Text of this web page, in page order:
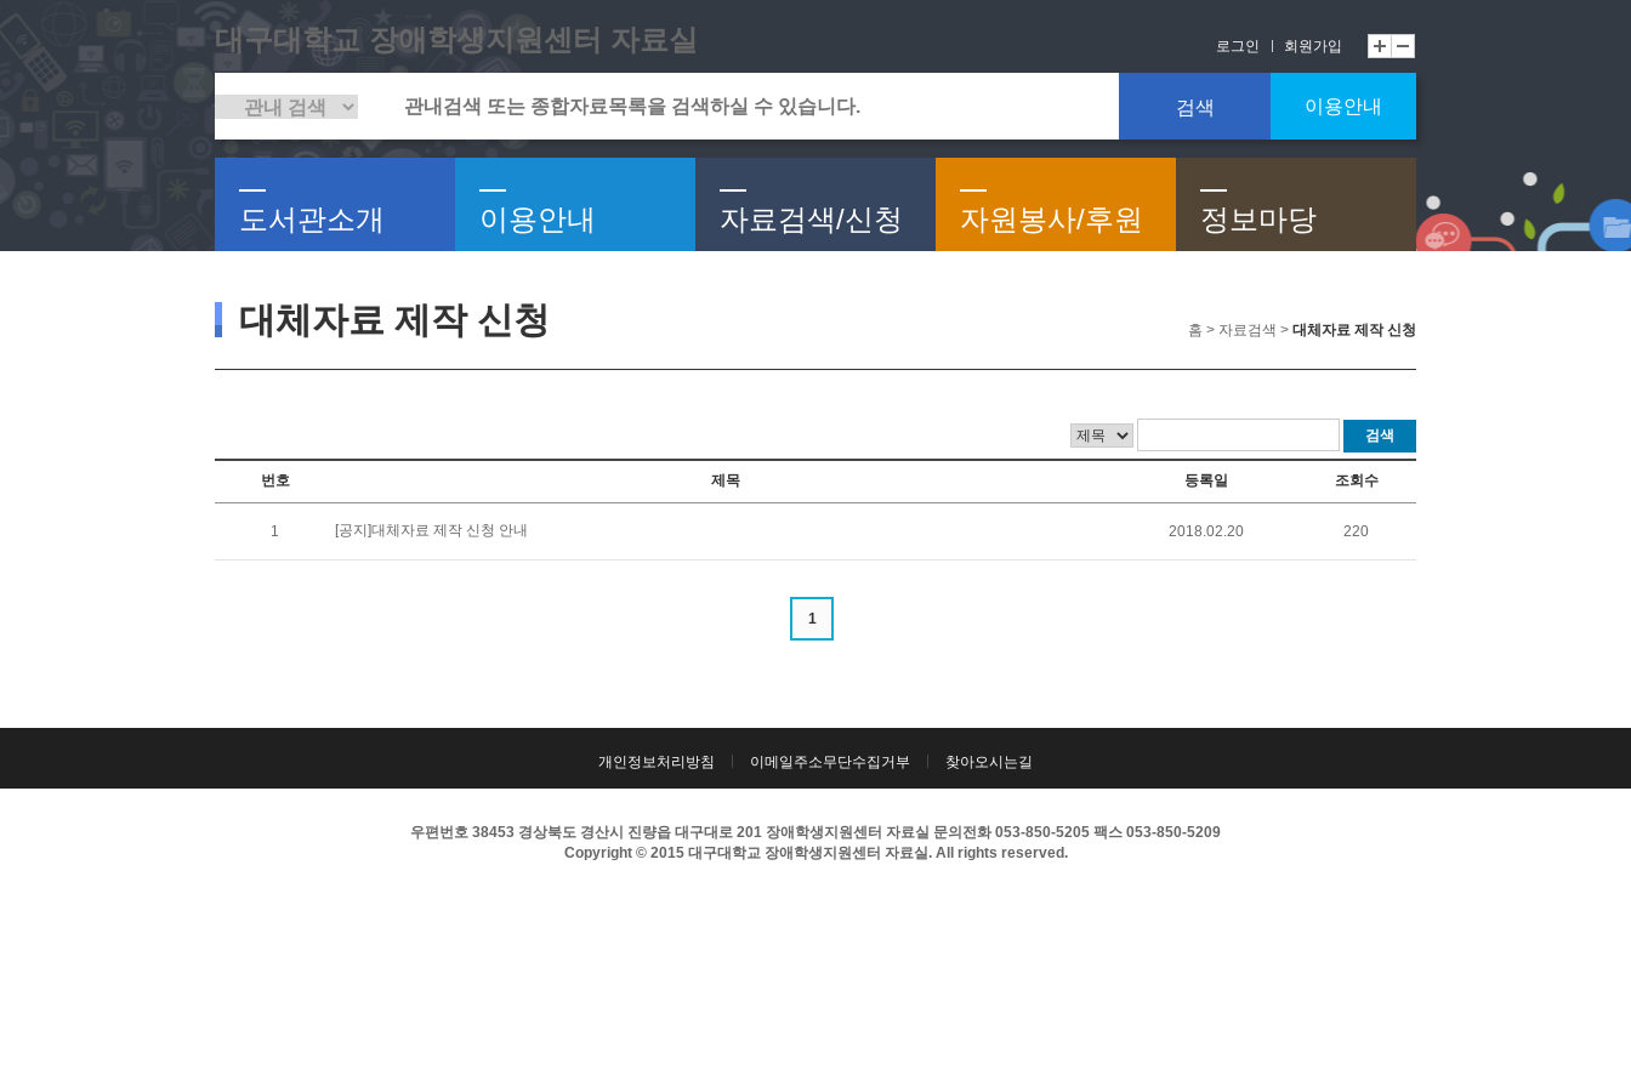
대구대학교 장애학생지원센터 자료실 로그인 회원가입
검색 이용안내
도서관소개 이용안내 자료검색/신청 자원봉사/후원 정보마당
대체자료 제작 신청 홈 > 자료검색 > 대체자료 제작 신청
검색
번호 제목 등록일 조회수
1 [공지]대체자료 제작 신청 안내 2018.02.20 220
1
개인정보처리방침 이메일주소무단수집거부 찾아오시는길
우편번호 38453 경상북도 경산시 진량읍 대구대로 201 장애학생지원센터 자료실 문의전화 053-850-5205 팩스 053-850-5209
Copyright © 2015 대구대학교 장애학생지원센터 자료실. All rights reserved.